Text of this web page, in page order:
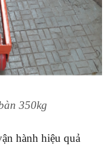
350kg
hành hiệu quả